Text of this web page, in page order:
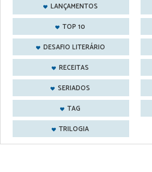
LANÇAMENTOS
TOP 10
DESAFIO LITERÁRIO
RECEITAS
SERIADOS
TAG
TRILOGIA